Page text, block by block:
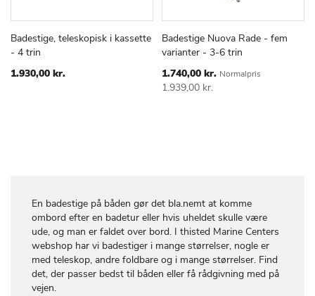
En badestige på båden gør det bla.nemt at komme
ombord efter en badetur eller hvis uheldet skulle være
ude, og man er faldet over bord. I thisted Marine Centers
webshop har vi badestiger i mange størrelser, nogle er
med teleskop, andre foldbare og i mange størrelser. Find
det, der passer bedst til båden eller få rådgivning med på
vejen.
Læg i kurv
TILFØJ
SAMMENLIGN
Badestige, teleskopisk i kassette
- 4 trin
1.930,00 kr.
Læg i kurv
TILFØJ
ØNSKE
Badestige Nuova Rade - fem
varianter - 3-6 trin
Special
Price
1.740,00 kr. Normalpris
1.939,00 kr.